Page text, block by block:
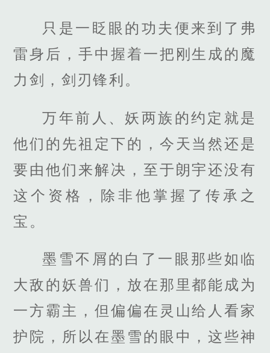
只是一眨眼的功夫便来到了弗
雷身后，手中握着一把刚生成的魔
力剑，剑刃锋利。
万年前人、妖两族的约定就是
他们的先祖定下的，今天当然还是
要由他们来解决，至于朗宇还没有
这个资格，除非他掌握了传承之
宝。
墨雪不屑的白了一眼那些如临
大敌的妖兽们，放在那里都能成为
一方霸主，但偏偏在灵山给人看家
护院，所以在墨雪的眼中，这些神